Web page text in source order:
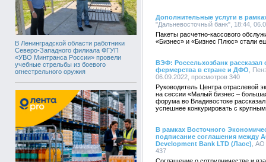
В Ленинградской области работники
Северо-Западного филиала ФГУП
«УВО Минтранса России» провели
учебные стрельбы из боевого
огнестрельного оружия
Дополнительные услуги в
"Дальневосточный банк", 18:44,
Пакеты расчетно-кассового
«Бизнес» и «Бизнес Плюс» стали
ВЭФ: Россельхозбанк рассказал
фермерства в стране и ДФО ,
06.09.2022, просмотров 340
Руководитель Центра отраслевой
на сессии «Малый бизнес –
форума во Владивостоке
успешнее конкурировать с
В рамках Восточного
подписание соглашения между
Development Bank LTD (Лаос) ,
437